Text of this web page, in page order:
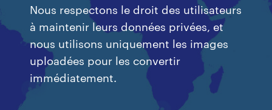
Nous respectons le droit des utilisateurs
à maintenir leurs données privées, et
nous utilisons uniquement les images
uploadées pour les convertir
immédiatement.